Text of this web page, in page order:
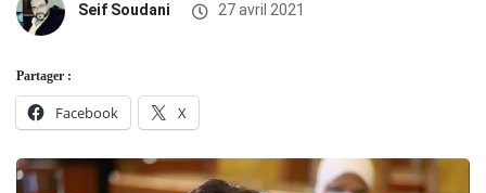
Seif Soudani 27 avril 2021
Partager :
Facebook X